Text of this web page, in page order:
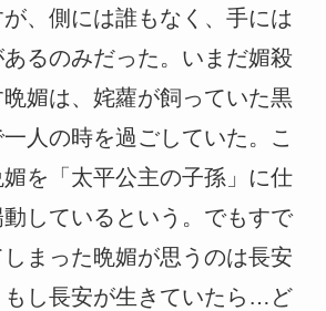
、側には誰もなく、手には
るのみだった。いまだ媚殺
媚は、姹蘿が飼っていた黒
人の時を過ごしていた。こ
を「太平公主の子孫」に仕
しているという。でもすで
まった晩媚が思うのは長安
もし長安が生きていたら…ど